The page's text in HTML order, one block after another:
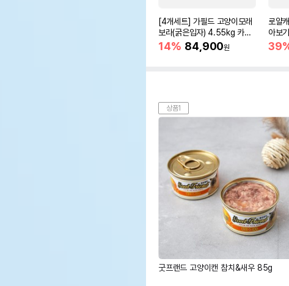
[4개세트] 가필드 고양이모래
보라(굵은입자) 4.55kg 카사
바모래
14% 84,900원
로얄
아보
상품1
굿프랜드 고양이캔 참치&새우 85g